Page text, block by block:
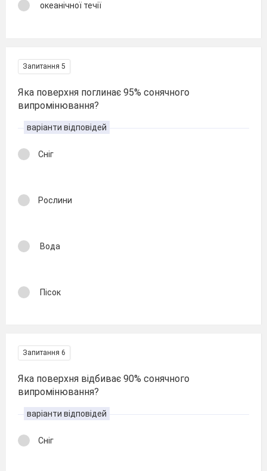
океанічної течії
Запитання 5
Яка поверхня поглинає 95% сонячного
випромінювання?
варіанти відповідей
Сніг
Рослини
Вода
Пісок
Запитання 6
Яка поверхня відбиває 90% сонячного
випромінювання?
варіанти відповідей
Сніг